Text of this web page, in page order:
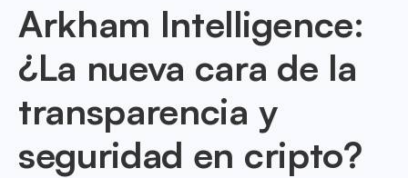
Arkham Intelligence:
¿La nueva cara de la
transparencia y
seguridad en cripto?